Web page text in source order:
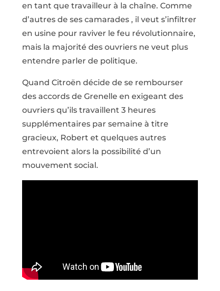
en tant que travailleur à la chaîne. Comme
d’autres de ses camarades , il veut s’infiltrer
en usine pour raviver le feu révolutionnaire,
mais la majorité des ouvriers ne veut plus
entendre parler de politique.
Quand Citroën décide de se rembourser
des accords de Grenelle en exigeant des
ouvriers qu’ils travaillent 3 heures
supplémentaires par semaine à titre
gracieux, Robert et quelques autres
entrevoient alors la possibilité d’un
mouvement social.